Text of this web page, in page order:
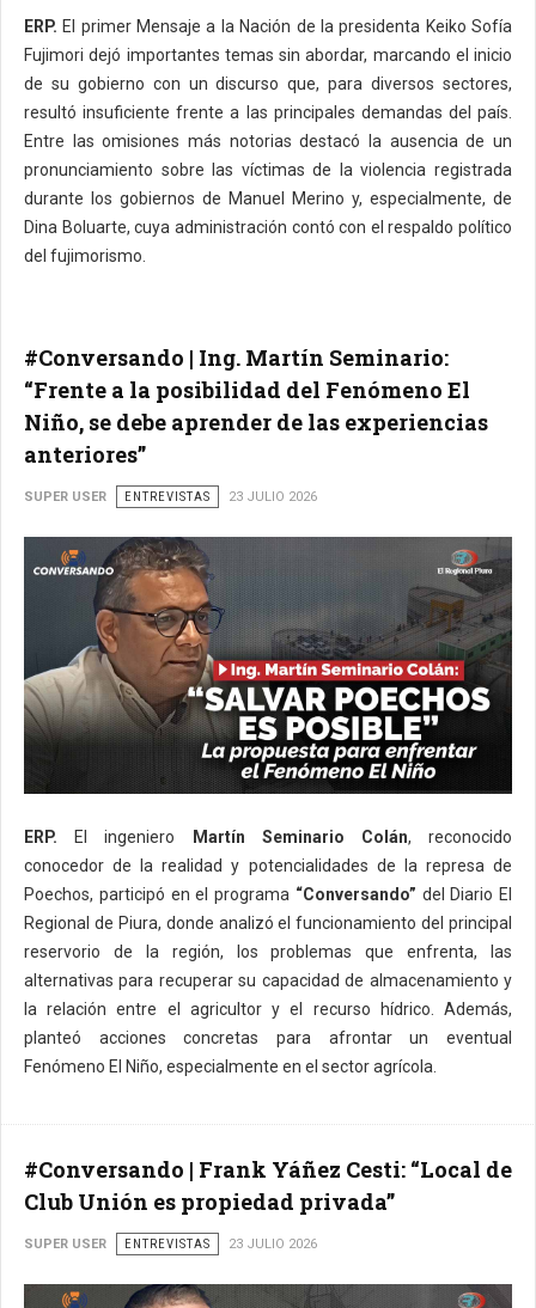
ERP. El primer Mensaje a la Nación de la presidenta Keiko Sofía
Fujimori dejó importantes temas sin abordar, marcando el inicio
de su gobierno con un discurso que, para diversos sectores,
resultó insuficiente frente a las principales demandas del país.
Entre las omisiones más notorias destacó la ausencia de un
pronunciamiento sobre las víctimas de la violencia registrada
durante los gobiernos de Manuel Merino y, especialmente, de
Dina Boluarte, cuya administración contó con el respaldo político
del fujimorismo.
#Conversando | Ing. Martín Seminario:
“Frente a la posibilidad del Fenómeno El
Niño, se debe aprender de las experiencias
anteriores”
SUPER USER ENTREVISTAS 23 JULIO 2026
ERP. El ingeniero Martín Seminario Colán, reconocido
conocedor de la realidad y potencialidades de la represa de
Poechos, participó en el programa “Conversando” del Diario El
Regional de Piura, donde analizó el funcionamiento del principal
reservorio de la región, los problemas que enfrenta, las
alternativas para recuperar su capacidad de almacenamiento y
la relación entre el agricultor y el recurso hídrico. Además,
planteó acciones concretas para afrontar un eventual
Fenómeno El Niño, especialmente en el sector agrícola.
#Conversando | Frank Yáñez Cesti: “Local de
Club Unión es propiedad privada”
SUPER USER ENTREVISTAS 23 JULIO 2026